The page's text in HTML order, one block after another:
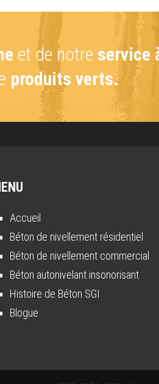
et de notre service
produits verts.
Accueil
Béton de nivellement résidentiel
Béton de nivellement commercial
Béton autonivelant insonorisant
Histoire de Béton SGI
Blogue